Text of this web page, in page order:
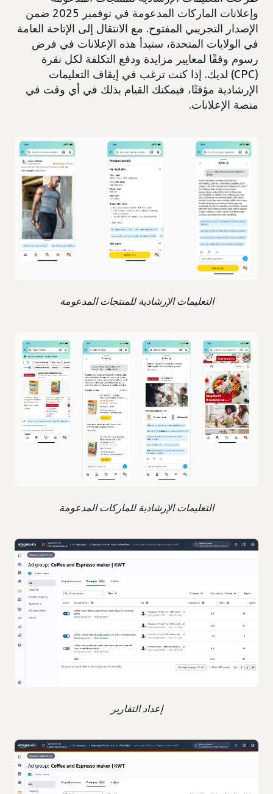
وإعلانات الماركات المدعومة في نوفمبر 2025 ضمن
الإصدار التجريبي المفتوح. مع الانتقال إلى الإتاحة العامة
في الولايات المتحدة، ستبدأ هذه الإعلانات في فرض
رسوم وفقًا لمعايير مزايدة ودفع التكلفة لكل نقرة
(CPC) لديك. إذا كنت ترغب في إيقاف التعليمات
الإرشادية مؤقتًا، فيمكنك القيام بذلك في أي وقت في
منصة الإعلانات.
التعليمات الإرشادية للمنتجات المدعومة
التعليمات الإرشادية للماركات المدعومة
إعداد التقارير